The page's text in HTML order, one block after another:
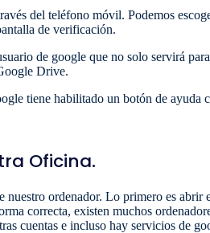
del teléfono móvil. Podemos
de verificación.
de google que no solo servirá
Drive.
tiene habilitado un botón de
Oficina.
nuestro ordenador. Lo primero es
correcta, existen muchos
cuentas e incluso hay servicios de